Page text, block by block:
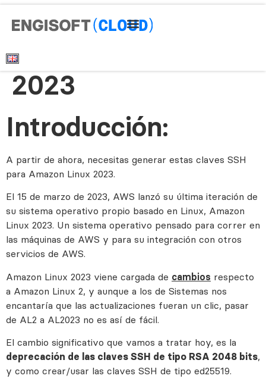
Nuevas Claves SSH
para Amazon Linux
2023
Introducción:
A partir de ahora, necesitas generar estas claves SSH
para Amazon Linux 2023.
El 15 de marzo de 2023, AWS lanzó su última iteración de
su sistema operativo propio basado en Linux, Amazon
Linux 2023. Un sistema operativo pensado para correr en
las máquinas de AWS y para su integración con otros
servicios de AWS.
Amazon Linux 2023 viene cargada de cambios respecto
a Amazon Linux 2, y aunque a los de Sistemas nos
encantaría que las actualizaciones fueran un clic, pasar
de AL2 a AL2023 no es así de fácil.
El cambio significativo que vamos a tratar hoy, es la
deprecación de las claves SSH de tipo RSA 2048 bits,
y como crear/usar las claves SSH de tipo ed25519.